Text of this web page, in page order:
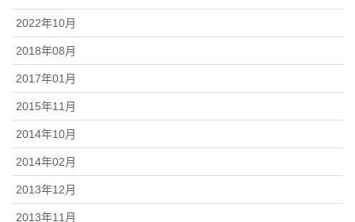
2022年10月
2018年08月
2017年01月
2015年11月
2014年10月
2014年02月
2013年12月
2013年11月